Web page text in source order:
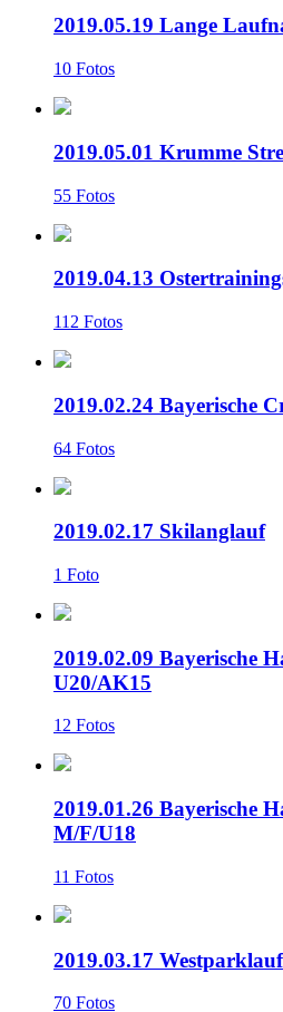
2019.05.19 Lange
10 Fotos
2019.05.01 Krumme
55 Fotos
2019.04.13
112 Fotos
2019.02.24 Bayerische
64 Fotos
2019.02.17 Skilanglauf
1 Foto
2019.02.09 Bayerische
U20/AK15
12 Fotos
2019.01.26 Bayerische
M/F/U18
11 Fotos
2019.03.17 Westparklauf
70 Fotos